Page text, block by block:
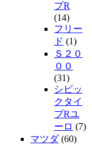
プR
(14)
フリー
ド (1)
Ｓ２０
００
(31)
シビッ
クタイ
プRユ
ーロ (7)
マツダ(60)